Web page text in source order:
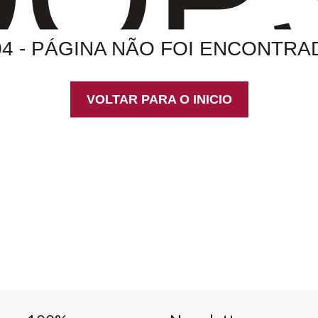
- PÁGINA NÃO FOI
VOLTAR PARA O INICIO